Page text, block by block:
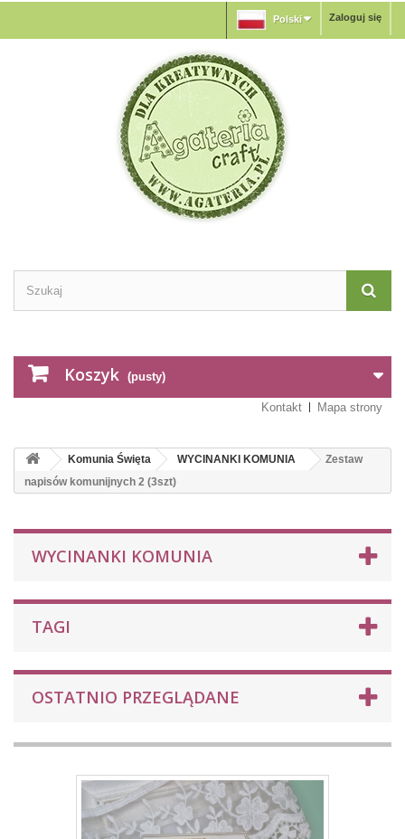
Zaloguj się
Polski
Koszyk (pusty)
Kontakt Mapa strony
Komunia Święta WYCINANKI KOMUNIA
Zestaw
napisów komunijnych 2 (3szt)
WYCINANKI KOMUNIA
TAGI
OSTATNIO PRZEGLĄDANE